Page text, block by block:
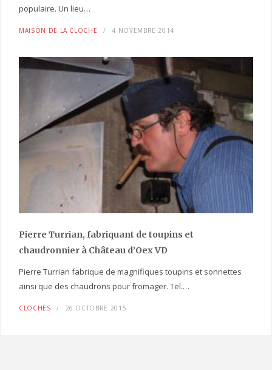
populaire. Un lieu…
MAISON DE LA CLOCHE 4 NOVEMBRE 2014
Pierre Turrian, fabriquant de toupins et
chaudronnier à Château d’Oex VD
Pierre Turrian fabrique de magnifiques toupins et sonnettes
ainsi que des chaudrons pour fromager. Tel.…
CLOCHES 26 OCTOBRE 2015